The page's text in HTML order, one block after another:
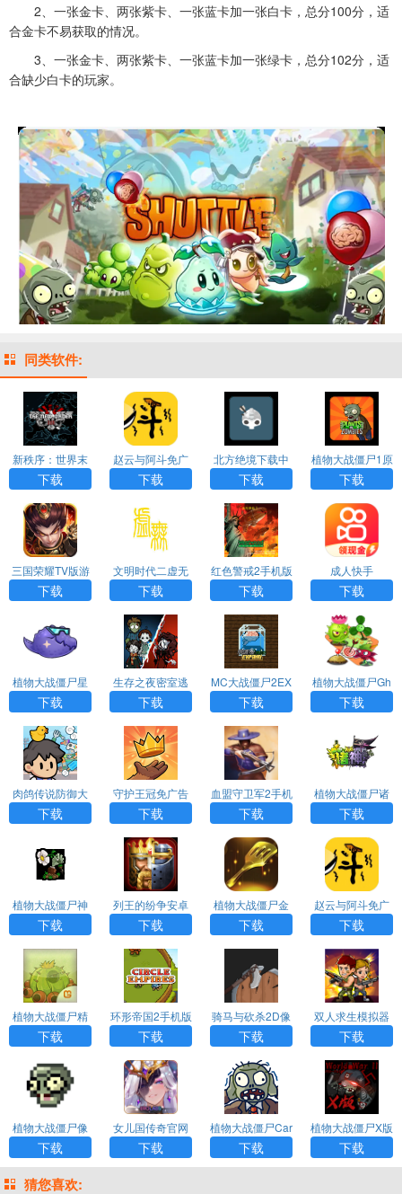
2、一张金卡、两张紫卡、一张蓝卡加一张白卡，总分100分，适
合金卡不易获取的情况。
3、一张金卡、两张紫卡、一张蓝卡加一张绿卡，总分102分，适
合缺少白卡的玩家。
同类软件:
新秩序：世界末
日汉化版游戏AP
P下载
下载
赵云与阿斗免广
告版下载
下载
北方绝境下载中
文版
下载
植物大战僵尸1原
版下载中文版
下载
三国荣耀TV版游
戏APP下载
下载
文明时代二虚无
中文版下载
下载
红色警戒2手机版
下载
成人快手
下载
植物大战僵尸星
座版手机最新版
下载
下载
生存之夜密室逃
脱官方正版下载
下载
MC大战僵尸2EX
PAND版下载
下载
植物大战僵尸Gh
Tr版手机官方版
下载
下载
肉鸽传说防御大
战安卓手机版下
载
下载
守护王冠免广告
版下载
下载
血盟守卫军2手机
移植版
下载
植物大战僵尸诸
神版下载
下载
植物大战僵尸神
金版下载
下载
列王的纷争安卓
官方版下载
下载
植物大战僵尸金
铲铲版手机最新
版
下载
赵云与阿斗免广
告版下载
下载
植物大战僵尸精
华版手游官方最
新版
下载
环形帝国2手机版
下载
下载
骑马与砍杀2D像
素版手机版下载
下载
双人求生模拟器
下载安装手机版
下载
植物大战僵尸像
素版手游下载官
方正版
下载
女儿国传奇官网
版下载
下载
植物大战僵尸Car
d手机版下载
下载
植物大战僵尸X版
下载
下载
猜您喜欢: